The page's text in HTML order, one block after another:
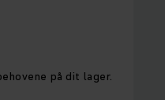
på dit lager.